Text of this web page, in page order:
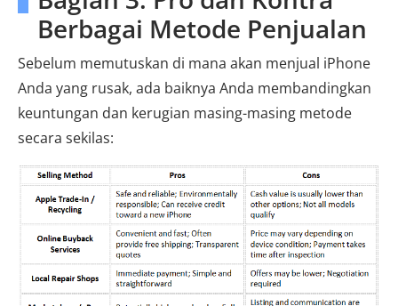
Berbagai Metode Penjualan
Sebelum memutuskan di mana akan menjual iPhone
Anda yang rusak, ada baiknya Anda membandingkan
keuntungan dan kerugian masing-masing metode
secara sekilas: